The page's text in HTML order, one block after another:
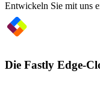
Entwickeln Sie mit uns
Die Fastly Edge-